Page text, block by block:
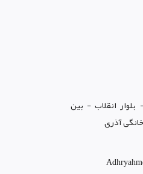
انقلاب - بین